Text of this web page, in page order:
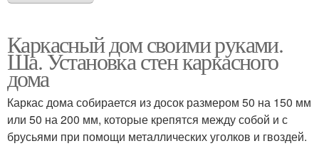
Каркасный дом своими руками.
Ша. Установка стен каркасного
дома
Каркас дома собирается из досок размером 50 на 150 мм
или 50 на 200 мм, которые крепятся между собой и с
брусьями при помощи металлических уголков и гвоздей.